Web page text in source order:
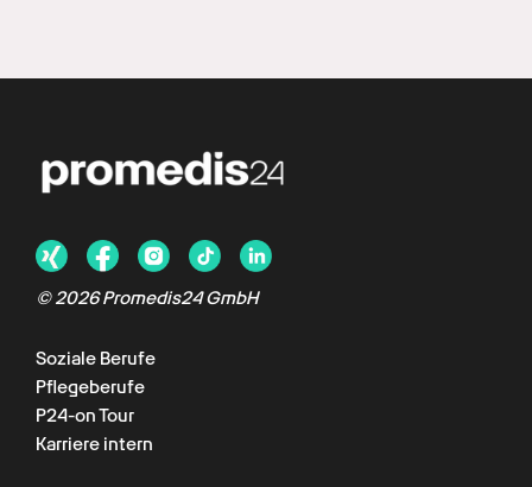
©2026Promedis24 GmbH
Soziale Berufe
Pflegeberufe
P24-on Tour
Karriere intern